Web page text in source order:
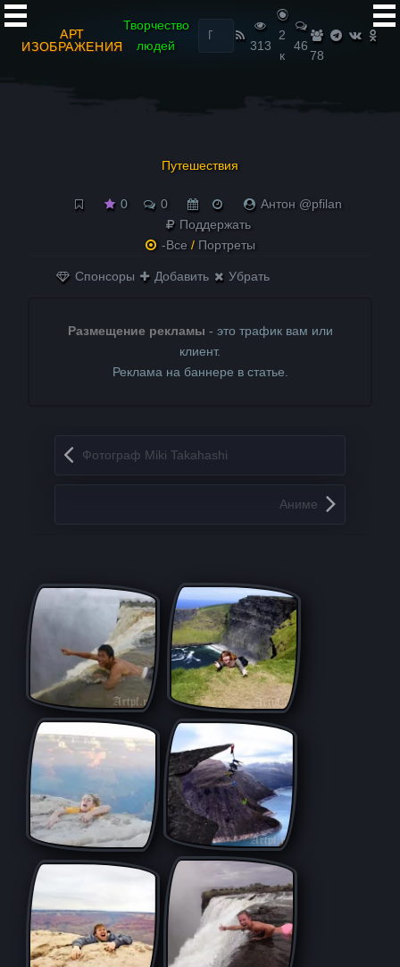
АРТ
ИЗОБРАЖЕНИЯ
Творчество
людей
Найти:
313
2
к
46
78
Путешествия
0 0
Антон @pfilan
Поддержать
-Все / Портреты
Спонсоры Добавить Убрать
Размещение рекламы - это трафик вам или
клиент.
Реклама на баннере в статье.
Запись навигация
Фотограф Miki Takahashi
Аниме